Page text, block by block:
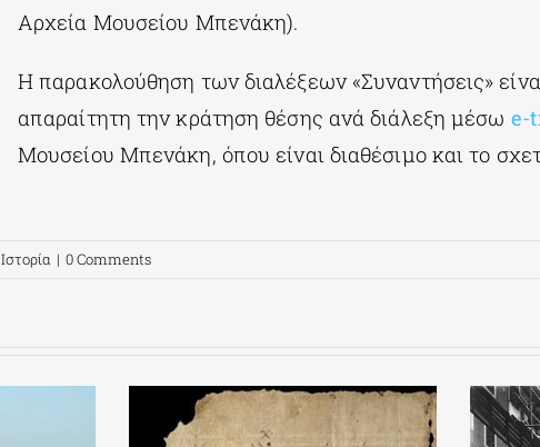
Αρχεία Μουσείου Μπενάκη).
Η παρακολούθηση των διαλέξεων «Συναντήσεις»
απαραίτητη την κράτηση θέσης ανά διάλεξη μέσω e-
Μουσείου Μπενάκη, όπου είναι διαθέσιμο και το
Ιστορία | 0 Comments